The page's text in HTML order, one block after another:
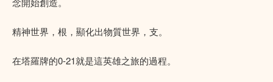
精神世界，根，顯化出物質世界，支。
在塔羅牌的0-21就是這英雄之旅的過程。